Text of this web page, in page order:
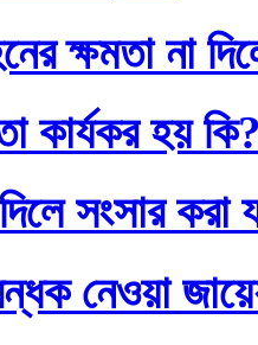
ক্ষমতা না
কার্যকর হয়
সংসার করা
নেওয়া